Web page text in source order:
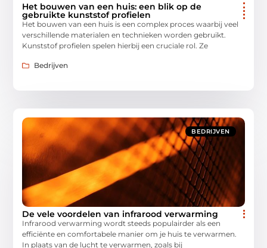
Het bouwen van een huis: een blik op de
gebruikte kunststof profielen
Het bouwen van een huis is een complex proces waarbij veel
verschillende materialen en technieken worden gebruikt.
Kunststof profielen spelen hierbij een cruciale rol. Ze
Bedrijven
BEDRIJVEN
De vele voordelen van infrarood verwarming
Infrarood verwarming wordt steeds populairder als een
efficiënte en comfortabele manier om je huis te verwarmen.
In plaats van de lucht te verwarmen, zoals bij